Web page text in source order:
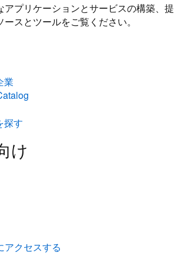
アプリケーションとサービスの構築、提
スとツールをご覧ください。
業
探す
け
アクセスする